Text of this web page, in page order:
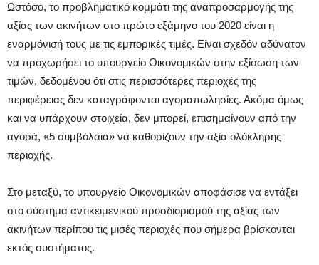
Ωστόσο, το προβληματικό κομμάτι της αναπροσαρμογής της
αξίας των ακινήτων στο πρώτο εξάμηνο του 2020 είναι η
εναρμόνισή τους με τις εμπορικές τιμές. Είναι σχεδόν αδύνατον
να προχωρήσει το υπουργείο Οικονομικών στην εξίσωση των
τιμών, δεδομένου ότι στις περισσότερες περιοχές της
περιφέρειας δεν καταγράφονται αγοραπωλησίες. Ακόμα όμως
και να υπάρχουν στοιχεία, δεν μπορεί, επισημαίνουν από την
αγορά, «5 συμβόλαια» να καθορίζουν την αξία ολόκληρης
περιοχής.
Στο μεταξύ, το υπουργείο Οικονομικών αποφάσισε να εντάξει
στο σύστημα αντικειμενικού προσδιορισμού της αξίας των
ακινήτων περίπου τις μισές περιοχές που σήμερα βρίσκονται
εκτός συστήματος.